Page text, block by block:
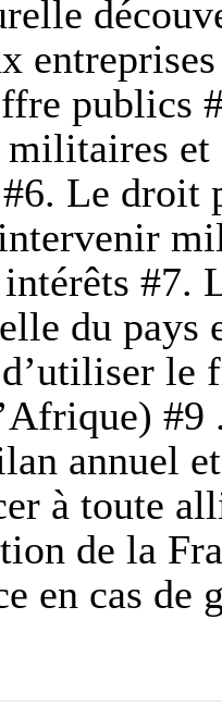
publics
militaires
Le droit
intérêts #7.
du pays
le
annuel
à toute
de la
en cas de